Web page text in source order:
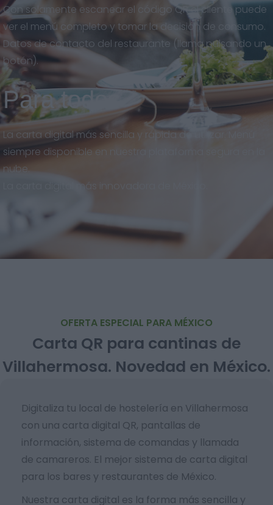
Con solamente escanear el código QR el cliente puede
ver el menú completo y tomar la decisión de consumo.
Datos de contacto del restaurante (llama pulsando un
botón).
Para todos
La carta digital más sencilla y rápida de utilizar. Menú
siempre disponible en nuestra plataforma segura en la
nube.
La carta digital más innovadora de México.
OFERTA ESPECIAL PARA MÉXICO
Carta QR para cantinas de
Villahermosa. Novedad en México.
Digitaliza tu local de hostelería en Villahermosa
con una carta digital QR, pantallas de
información, sistema de comandas y llamada
de camareros. El mejor sistema de carta digital
para los bares y restaurantes de México.
Nuestra carta digital es la forma más sencilla y